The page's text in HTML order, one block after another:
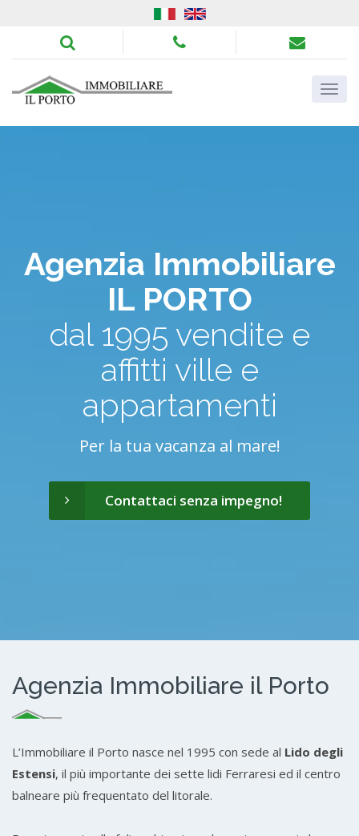
Agenzia Immobiliare
IL PORTO
dal 1995 vendite e
affitti ville e
appartamenti
Per la tua vacanza al mare!
Contattaci senza impegno!
Agenzia Immobiliare il Porto
L’Immobiliare il Porto nasce nel 1995 con sede al Lido degli
Estensi, il più importante dei sette lidi Ferraresi ed il centro
balneare più frequentato del litorale.